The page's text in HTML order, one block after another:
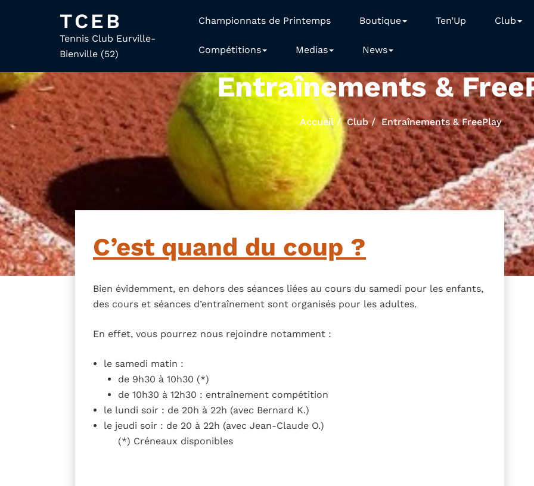
TCEB
Tennis Club Eurville-
Bienville (52)
Championnats de Printemps Boutique Ten’Up Club
Compétitions Medias News
Entraînements &
Accueil Club Entraînements & FreePlay
C’est quand du coup ?
Bien évidemment, en dehors des séances liées au cours du samedi pour les enfants,
des cours et séances d’entraînement sont organisés pour les adultes.
En effet, vous pourrez nous rejoindre notamment :
le samedi matin :
de 9h30 à 10h30 (*)
de 10h30 à 12h30 : entraînement compétition
le lundi soir : de 20h à 22h (avec Bernard K.)
le jeudi soir : de 20 à 22h (avec Jean-Claude O.)
(*) Créneaux disponibles